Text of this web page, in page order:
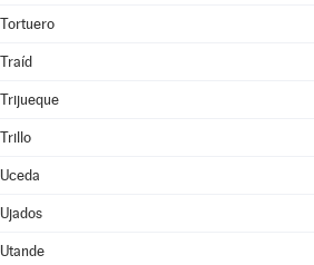
Tortuero
Traíd
Trijueque
Trillo
Uceda
Ujados
Utande